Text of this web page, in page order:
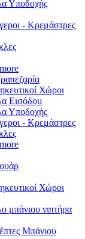
Υποδοχής
- Κρεμάστρες
Χώροι
Εισόδου
Υποδοχής
- Κρεμάστρες
Χώροι
μπάνιου νιπτήρα
Μπάνιου